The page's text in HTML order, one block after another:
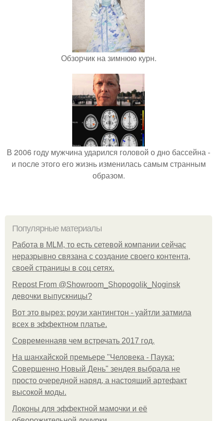
Обзорчик на зимнюю курн.
В 2006 году мужчина ударился головой о дно бассейна -
и после этого его жизнь изменилась самым странным
образом.
Популярные материалы
Работа в MLM, то есть сетевой компании сейчас
неразрывно связана с создание своего контента,
своей страницы в соц сетях.
Repost From @Showroom_Shopogolik_Noginsk
девочки выпускницы?
Вот это вырез: роузи хантингтон - уайтли затмила
всех в эффектном платьe.
Современнаяв чем встречать 2017 год.
На шанхайской премьере "Человека - Паука:
Совершенно Новый День" зендея выбрала не
просто очередной наряд, а настоящий артефакт
высокой моды.
Локоны для эффектной мамочки и её